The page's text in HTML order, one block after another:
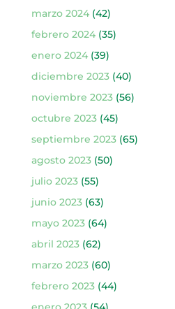
marzo 2024(42)
febrero 2024(35)
enero 2024(39)
diciembre 2023(40)
noviembre 2023(56)
octubre 2023(45)
septiembre 2023(65)
agosto 2023(50)
julio 2023(55)
junio 2023(63)
mayo 2023(64)
abril 2023(62)
marzo 2023(60)
febrero 2023(44)